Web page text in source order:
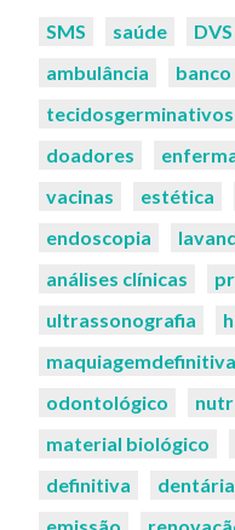
Palavras-
SMS saúde DVS
ambulância
banco
tecidosgerminativos
doadores
vacinas
estética
endoscopia
análises clínicas
ultrassonografia
maquiagemdefinitiva
odontológico
material biológico
definitiva
dentária